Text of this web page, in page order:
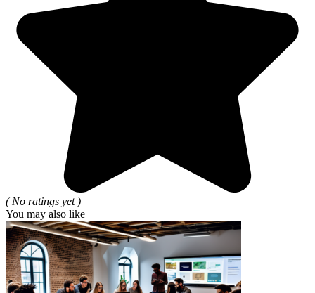
( No ratings yet )
You may also like